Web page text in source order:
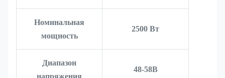
Номинальная
мощность
2500 Вт
Диапазон
напряжения
48-58В